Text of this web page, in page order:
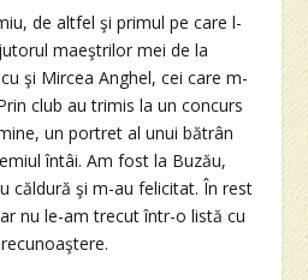
de altfel şi primul pe care l-
maeştrilor mei de la
şi Mircea Anghel, cei care m-
club au trimis la un concurs
un portret al unui bătrân
întâi. Am fost la Buzău,
căldură şi m-au felicitat. În rest
nu le-am trecut într-o listă cu